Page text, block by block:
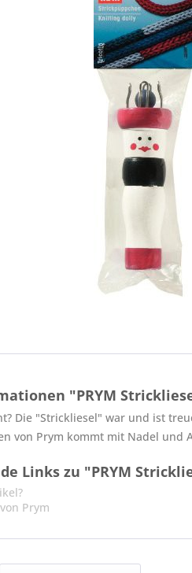
"PRYM
Die "Strickliesel" war und ist
von Prym kommt mit Nadel und
Links zu "PRYM
Prym